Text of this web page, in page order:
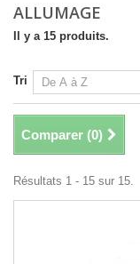
ALLUMAGE
Il y a 15 produits.
Tri
Comparer (0)
Résultats 1 - 15 sur 15.